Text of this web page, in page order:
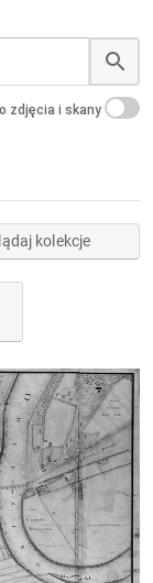
zdjęcia i skany
kolekcje